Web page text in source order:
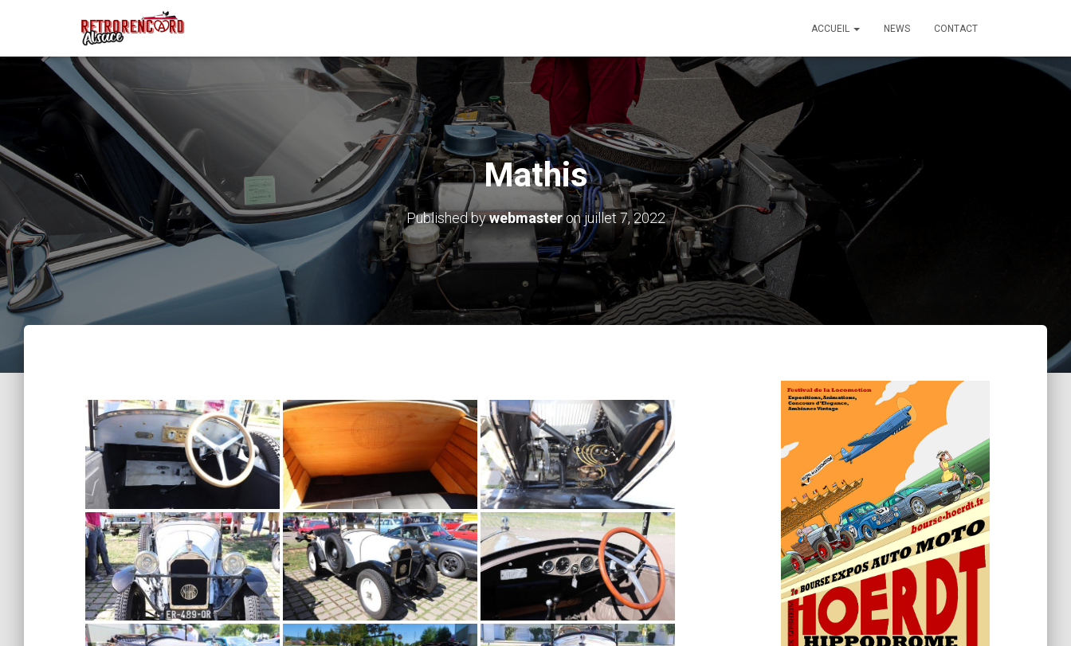
ACCUEIL NEWS CONTACT
Mathis
Published bywebmasteronjuillet 7, 2022